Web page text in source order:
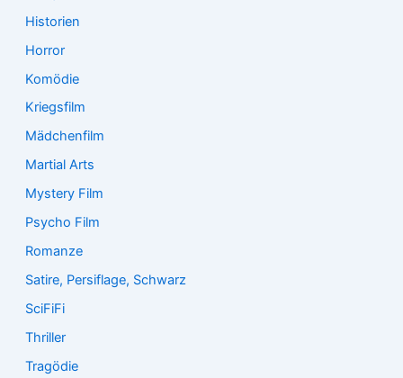
Historien
Horror
Komödie
Kriegsfilm
Mädchenfilm
Martial Arts
Mystery Film
Psycho Film
Romanze
Satire, Persiflage, Schwarz
SciFiFi
Thriller
Tragödie